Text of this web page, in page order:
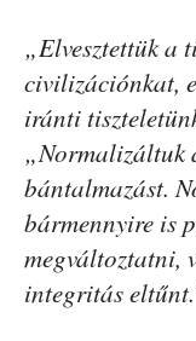
„Elvesztettük a
civilizációnkat,
iránti
„Normalizáltuk
bántalmazást.
bármennyire is
megváltoztatni,
integritás